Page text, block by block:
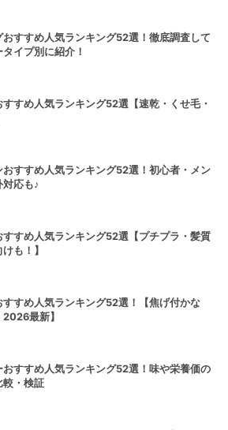
おすすめ人気ランキング52選！徹底調査して
イプ別に紹介！
すすめ人気ランキング52選【速乾・くせ毛・
おすすめ人気ランキング52選！初心者・メン
対応も♪
すすめ人気ランキング52選【プチプラ・髪質
も！】
すすめ人気ランキング52選！【焦げ付かな
最新】
おすすめ人気ランキング52選！味や栄養価の
較・検証